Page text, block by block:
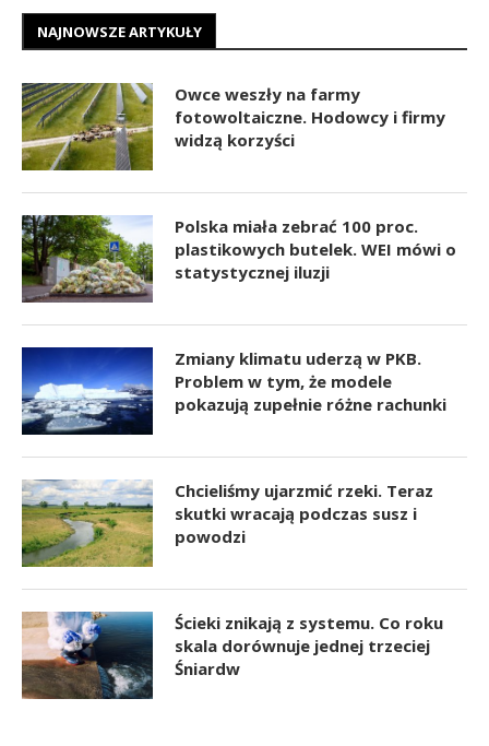
NAJNOWSZE ARTYKUŁY
Owce weszły na farmy
fotowoltaiczne. Hodowcy i firmy
widzą korzyści
Polska miała zebrać 100 proc.
plastikowych butelek. WEI mówi o
statystycznej iluzji
Zmiany klimatu uderzą w PKB.
Problem w tym, że modele
pokazują zupełnie różne rachunki
Chcieliśmy ujarzmić rzeki. Teraz
skutki wracają podczas susz i
powodzi
Ścieki znikają z systemu. Co roku
skala dorównuje jednej trzeciej
Śniardw